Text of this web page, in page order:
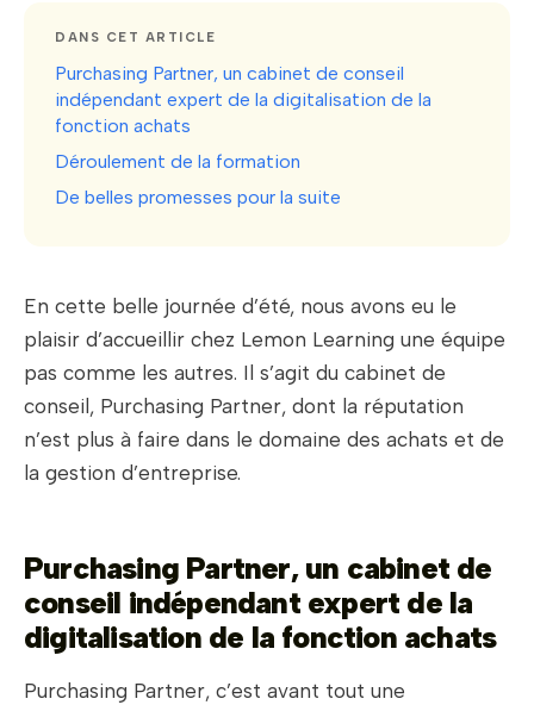
DANS CET ARTICLE
Purchasing Partner, un cabinet de conseil
indépendant expert de la digitalisation de la
fonction achats
Déroulement de la formation
De belles promesses pour la suite
En cette belle journée d’été, nous avons eu le
plaisir d’accueillir chez Lemon Learning une équipe
pas comme les autres. Il s’agit du cabinet de
conseil, Purchasing Partner, dont la réputation
n’est plus à faire dans le domaine des achats et de
la gestion d’entreprise.
Purchasing Partner, un cabinet de
conseil indépendant expert de la
digitalisation de la fonction achats
Purchasing Partner, c’est avant tout une